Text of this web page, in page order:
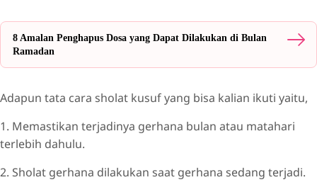
8 Amalan Penghapus Dosa yang Dapat Dilakukan di Bulan
Ramadan
Adapun tata cara sholat kusuf yang bisa kalian ikuti yaitu,
1. Memastikan terjadinya gerhana bulan atau matahari
terlebih dahulu.
2. Sholat gerhana dilakukan saat gerhana sedang terjadi.